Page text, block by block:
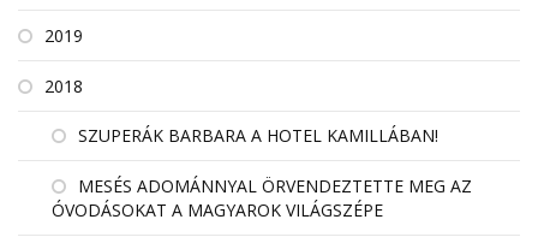
2019
2018
SZUPERÁK BARBARA A HOTEL KAMILLÁBAN!
MESÉS ADOMÁNNYAL ÖRVENDEZTETTE MEG AZ
ÓVODÁSOKAT A MAGYAROK VILÁGSZÉPE